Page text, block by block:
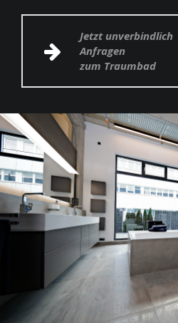
Jetzt unverbindlich
Anfragen
zum Traumbad